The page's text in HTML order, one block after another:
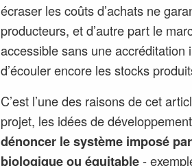
écraser les coûts d’achats ne
producteurs, et d’autre part le
accessible sans une
d’écouler encore les stocks
C’est l’une des raisons de cet
projet, les idées de
dénoncer le système imposé
biologique ou équitable-